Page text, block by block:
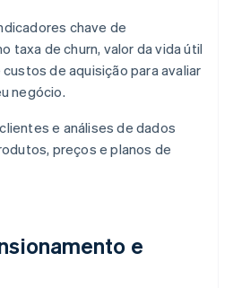
chave de
taxa de churn, valor da vida útil
de aquisição para avaliar
negócio.
e análises de dados
preços e planos de
e